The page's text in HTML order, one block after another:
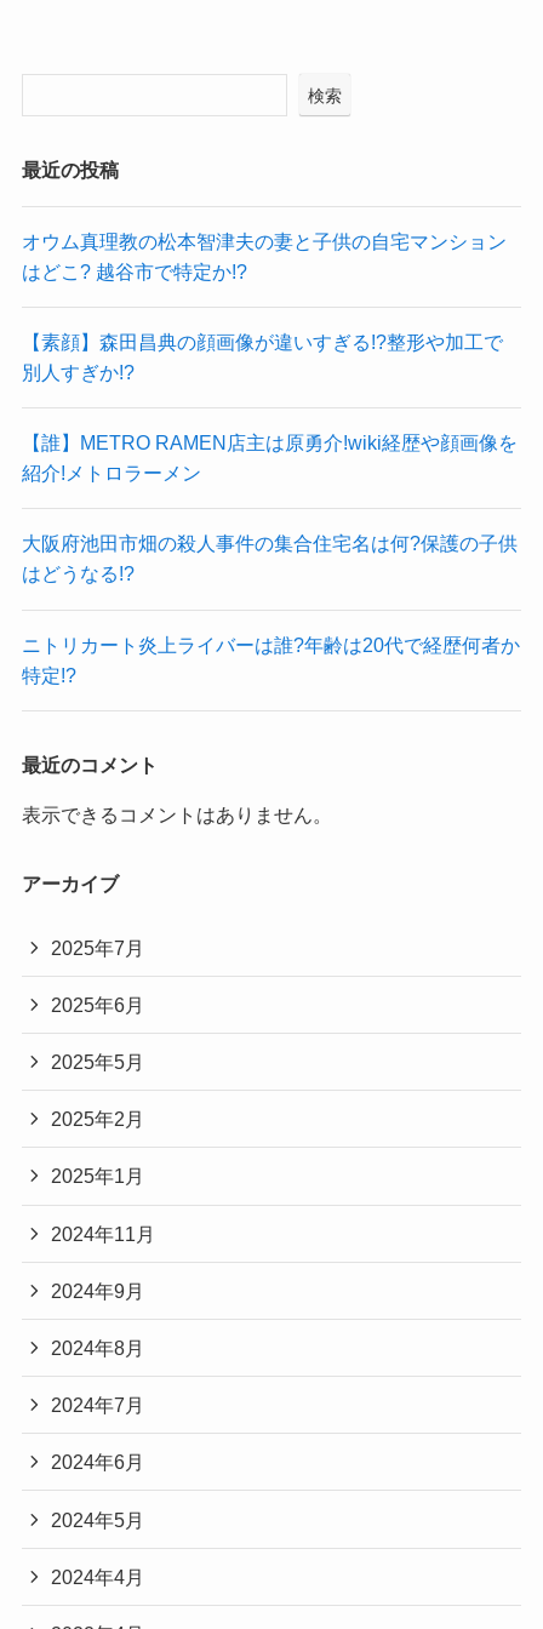
検索
最近の投稿
オウム真理教の松本智津夫の妻と子供の自宅マンション
はどこ? 越谷市で特定か!?
【素顔】森田昌典の顔画像が違いすぎる!?整形や加工で
別人すぎか!?
【誰】METRO RAMEN店主は原勇介!wiki経歴や顔画像を
紹介!メトロラーメン
大阪府池田市畑の殺人事件の集合住宅名は何?保護の子供
はどうなる!?
ニトリカート炎上ライバーは誰?年齢は20代で経歴何者か
特定!?
最近のコメント
表示できるコメントはありません。
アーカイブ
2025年7月
2025年6月
2025年5月
2025年2月
2025年1月
2024年11月
2024年9月
2024年8月
2024年7月
2024年6月
2024年5月
2024年4月